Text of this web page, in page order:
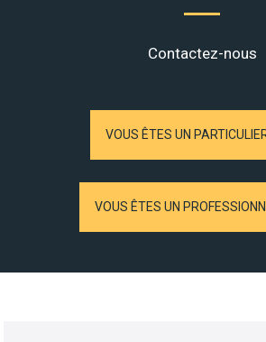
Contactez-nous
VOUS ÊTES UN
VOUS ÊTES UN